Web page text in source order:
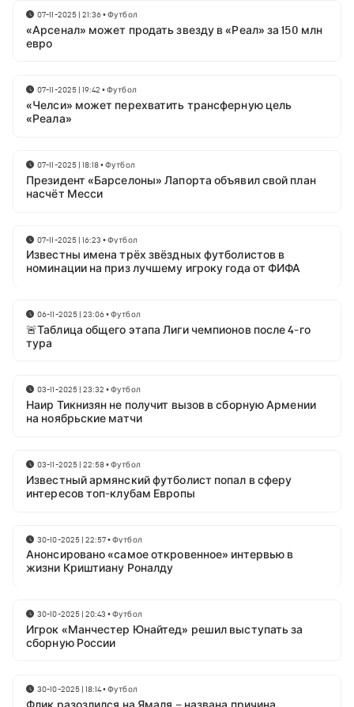
07-11-2025 | 21:36•Футбол
«Арсенал» может продать звезду в «Реал» за 150 млн
евро
07-11-2025 | 19:42 •Футбол
«Челси» может перехватить трансферную цель
«Реала»
07-11-2025 | 18:18•Футбол
Президент «Барселоны» Лапорта объявил свой план
насчёт Месси
07-11-2025 | 16:23 •Футбол
Известны имена трёх звёздных футболистов в
номинации на приз лучшему игроку года от ФИФА
06-11-2025 | 23:06•Футбол
🚨Таблица общего этапа Лиги чемпионов после 4-го
тура
03-11-2025 | 23:32 •Футбол
Наир Тикнизян не получит вызов в сборную Армении
на ноябрьские матчи
03-11-2025 | 22:58•Футбол
Известный армянский футболист попал в сферу
интересов топ-клубам Европы
30-10-2025 | 22:57•Футбол
Анонсировано «самое откровенное» интервью в
жизни Криштиану Роналду
30-10-2025 | 20:43 •Футбол
Игрок «Манчестер Юнайтед» решил выступать за
сборную России
30-10-2025 | 18:14•Футбол